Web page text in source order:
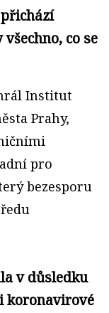
co se
Institut
Prahy,
pro
bezesporu
v důsledku
koronavirové